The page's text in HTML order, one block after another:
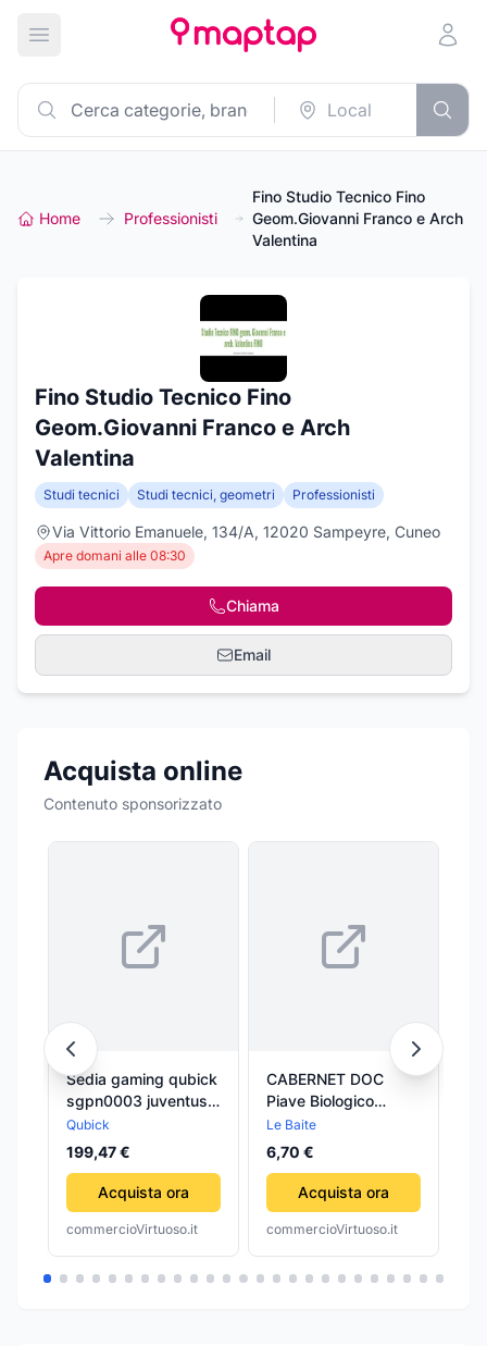
Apri menu principale
Home Professionisti
Fino Studio Tecnico Fino
Geom.Giovanni Franco e Arch
Valentina
Fino Studio Tecnico Fino
Geom.Giovanni Franco e Arch
Valentina
Studi tecnici Studi tecnici, geometri Professionisti
Via Vittorio Emanuele, 134/A, 12020 Sampeyre, Cuneo
Apre domani alle 08:30
Chiama
Email
Acquista online
Contenuto sponsorizzato
Sedia gaming qubick
sgpn0003 juventus
fino alla fine black e
white
Qubick
199,47 €
Acquista ora
commercioVirtuoso.it
CABERNET DOC
Piave Biologico
12,5% Uve: 80%
Cabernet Sauvignon,
20% Cabernet Franc.
LE BAITE vino
vegano
Le Baite
6,70 €
Acquista ora
commercioVirtuoso.it